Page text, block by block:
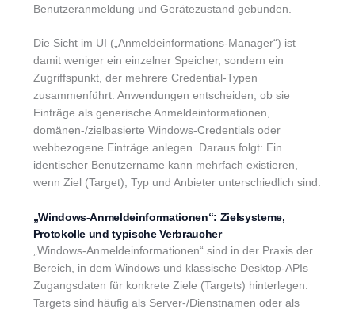
Benutzeranmeldung und Gerätezustand gebunden.
Die Sicht im UI („Anmeldeinformations-Manager“) ist
damit weniger ein einzelner Speicher, sondern ein
Zugriffspunkt, der mehrere Credential-Typen
zusammenführt. Anwendungen entscheiden, ob sie
Einträge als generische Anmeldeinformationen,
domänen-/zielbasierte Windows-Credentials oder
webbezogene Einträge anlegen. Daraus folgt: Ein
identischer Benutzername kann mehrfach existieren,
wenn Ziel (Target), Typ und Anbieter unterschiedlich sind.
„Windows-Anmeldeinformationen“: Zielsysteme,
Protokolle und typische Verbraucher
„Windows-Anmeldeinformationen“ sind in der Praxis der
Bereich, in dem Windows und klassische Desktop-APIs
Zugangsdaten für konkrete Ziele (Targets) hinterlegen.
Targets sind häufig als Server-/Dienstnamen oder als